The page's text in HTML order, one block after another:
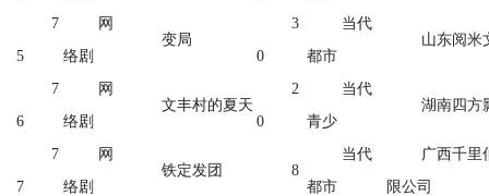
7
5
网
络剧
变局
3
0
当代
都市
山东阅米
7
6
网
络剧
文丰村的夏天
2
0
当代
青少
湖南四方
7
7
网
络剧
铁定发团 8
当代
都市
广西千里
限公司